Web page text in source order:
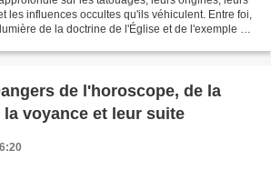
les influences occultes qu'ils véhiculent. Entre foi,
de la doctrine de l'Église et de l'exemple du
de l'horoscope, de la
voyance et leur suite